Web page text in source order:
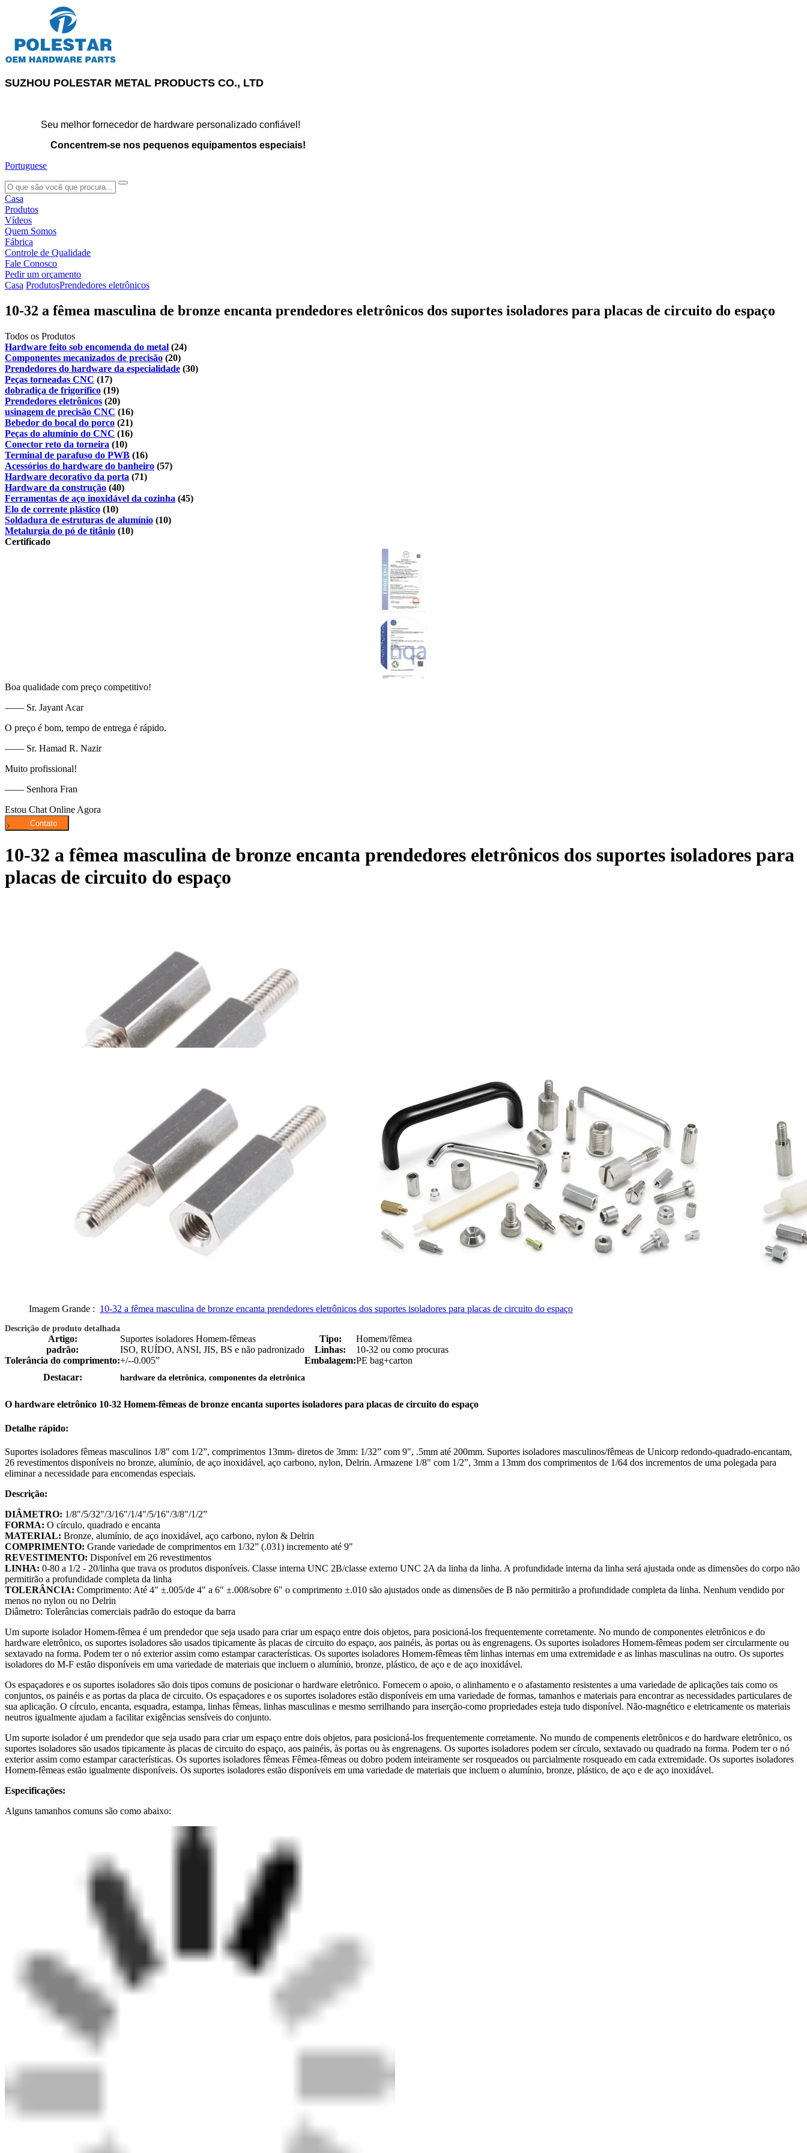
SUZHOU POLESTAR METAL PRODUCTS CO., LTD
Seu melhor fornecedor de hardware personalizado confiável!
Concentrem-se nos pequenos equipamentos especiais!
Portuguese
search
Casa
Produtos
Vídeos
Quem Somos
Fábrica
Controle de Qualidade
Fale Conosco
Pedir um orçamento
Casa ProdutosPrendedores eletrônicos
10-32 a fêmea masculina de bronze encanta prendedores eletrônicos dos suportes isoladores para placas de circuito do espaço
Todos os Produtos
Hardware feito sob encomenda do metal (24)
Componentes mecanizados de precisão (20)
Prendedores do hardware da especialidade (30)
Peças torneadas CNC (17)
dobradiça de frigorífico (19)
Prendedores eletrônicos (20)
usinagem de precisão CNC (16)
Bebedor do bocal do porco (21)
Peças do alumínio do CNC (16)
Conector reto da torneira (10)
Terminal de parafuso do PWB (16)
Acessórios do hardware do banheiro (57)
Hardware decorativo da porta (71)
Hardware da construção (40)
Ferramentas de aço inoxidável da cozinha (45)
Elo de corrente plástico (10)
Soldadura de estruturas de alumínio (10)
Metalurgia do pó de titânio (10)
Certificado
Boa qualidade com preço competitivo!
—— Sr. Jayant Acar
O preço é bom, tempo de entrega é rápido.
—— Sr. Hamad R. Nazir
Muito profissional!
—— Senhora Fran
Estou Chat Online Agora
10-32 a fêmea masculina de bronze encanta prendedores eletrônicos dos suportes isoladores para
placas de circuito do espaço
Imagem Grande : 10-32 a fêmea masculina de bronze encanta prendedores eletrônicos dos suportes isoladores para placas de circuito do espaço
Descrição de produto detalhada
Artigo: Suportes isoladores Homem-fêmeas Tipo:
Homem/fêmea
padrão:
ISO, RUÍDO, ANSI, JIS, BS e não padronizado Linhas:
10-32 ou como procuras
Tolerância do comprimento:+/--0.005” Embalagem:PE bag+carton
Destacar:
hardware da eletrônica, componentes da eletrônica
O hardware eletrônico 10-32 Homem-fêmeas de bronze encanta suportes isoladores para placas de circuito do espaço
Detalhe rápido:
Suportes isoladores fêmeas masculinos 1/8" com 1/2”, comprimentos 13mm- diretos de 3mm: 1/32” com 9", .5mm até 200mm. Suportes isoladores masculinos/fêmeas de Unicorp redondo-quadrado-encantam,
26 revestimentos disponíveis no bronze, alumínio, de aço inoxidável, aço carbono, nylon, Delrin. Armazene 1/8" com 1/2”, 3mm a 13mm dos comprimentos de 1/64 dos incrementos de uma polegada para
eliminar a necessidade para encomendas especiais.
Descrição:
DIÂMETRO: 1/8"/5/32"/3/16"/1/4"/5/16"/3/8"/1/2”
FORMA: O círculo, quadrado e encanta
MATERIAL: Bronze, alumínio, de aço inoxidável, aço carbono, nylon & Delrin
COMPRIMENTO: Grande variedade de comprimentos em 1/32” (.031) incremento até 9"
REVESTIMENTO: Disponível em 26 revestimentos
LINHA: 0-80 a 1/2 - 20/linha que trava os produtos disponíveis. Classe interna UNC 2B/classe externo UNC 2A da linha da linha. A profundidade interna da linha será ajustada onde as dimensões do corpo não
permitirão a profundidade completa da linha
TOLERÂNCIA: Comprimento: Até 4" ±.005/de 4" a 6" ±.008/sobre 6" o comprimento ±.010 são ajustados onde as dimensões de B não permitirão a profundidade completa da linha. Nenhum vendido por
menos no nylon ou no Delrin
Diâmetro: Tolerâncias comerciais padrão do estoque da barra
Um suporte isolador Homem-fêmea é um prendedor que seja usado para criar um espaço entre dois objetos, para posicioná-los frequentemente corretamente. No mundo de componentes eletrônicos e do
hardware eletrônico, os suportes isoladores são usados tipicamente às placas de circuito do espaço, aos painéis, às portas ou às engrenagens. Os suportes isoladores Homem-fêmeas podem ser circularmente ou
sextavado na forma. Podem ter o nó exterior assim como estampar características. Os suportes isoladores Homem-fêmeas têm linhas internas em uma extremidade e as linhas masculinas na outro. Os suportes
isoladores do M-F estão disponíveis em uma variedade de materiais que incluem o alumínio, bronze, plástico, de aço e de aço inoxidável.
Os espaçadores e os suportes isoladores são dois tipos comuns de posicionar o hardware eletrônico. Fornecem o apoio, o alinhamento e o afastamento resistentes a uma variedade de aplicações tais como os
conjuntos, os painéis e as portas da placa de circuito. Os espaçadores e os suportes isoladores estão disponíveis em uma variedade de formas, tamanhos e materiais para encontrar as necessidades particulares de
sua aplicação. O círculo, encanta, esquadra, estampa, linhas fêmeas, linhas masculinas e mesmo serrilhando para inserção-como propriedades esteja tudo disponível. Não-magnético e eletricamente os materiais
neutros igualmente ajudam a facilitar exigências sensíveis do conjunto.
Um suporte isolador é um prendedor que seja usado para criar um espaço entre dois objetos, para posicioná-los frequentemente corretamente. No mundo de compenents eletrônicos e do hardware eletrônico, os
suportes isoladores são usados tipicamente às placas de circuito do espaço, aos painéis, às portas ou às engrenagens. Os suportes isoladores podem ser círculo, sextavado ou quadrado na forma. Podem ter o nó
exterior assim como estampar características. Os suportes isoladores fêmeas Fêmea-fêmeas ou dobro podem inteiramente ser rosqueados ou parcialmente rosqueado em cada extremidade. Os suportes isoladores
Homem-fêmeas estão igualmente disponíveis. Os suportes isoladores estão disponíveis em uma variedade de materiais que incluem o alumínio, bronze, plástico, de aço e de aço inoxidável.
Especificações:
Alguns tamanhos comuns são como abaixo: